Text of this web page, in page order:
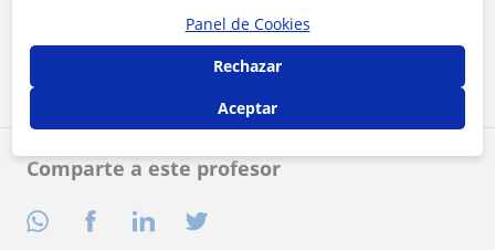
Comparte a este profesor
Contactar ahora
Panel de Cookies
Rechazar
Aceptar